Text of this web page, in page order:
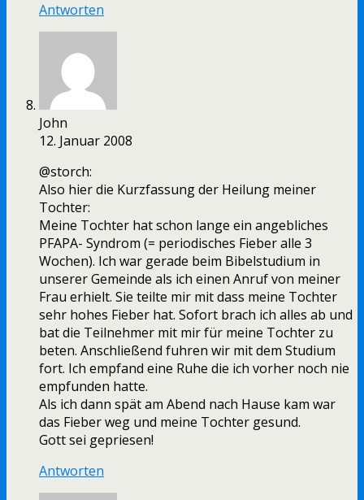
Antworten
John
12. Januar 2008
@storch:
Also hier die Kurzfassung der Heilung meiner
Tochter:
Meine Tochter hat schon lange ein angebliches
PFAPA- Syndrom (= periodisches Fieber alle 3
Wochen). Ich war gerade beim Bibelstudium in
unserer Gemeinde als ich einen Anruf von meiner
Frau erhielt. Sie teilte mir mit dass meine Tochter
sehr hohes Fieber hat. Sofort brach ich alles ab und
bat die Teilnehmer mit mir für meine Tochter zu
beten. Anschließend fuhren wir mit dem Studium
fort. Ich empfand eine Ruhe die ich vorher noch nie
empfunden hatte.
Als ich dann spät am Abend nach Hause kam war
das Fieber weg und meine Tochter gesund.
Gott sei gepriesen!
Antworten